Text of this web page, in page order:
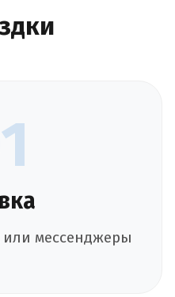
или мессенджеры